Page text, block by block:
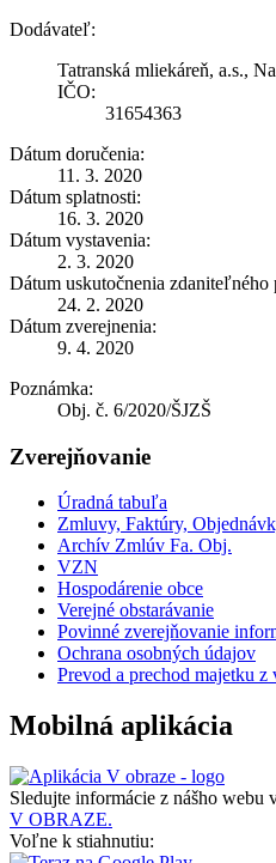
Dodávateľ:
Tatranská mliekáreň, a.s.,
IČO:
31654363
Dátum doručenia:
11. 3. 2020
Dátum splatnosti:
16. 3. 2020
Dátum vystavenia:
2. 3. 2020
Dátum uskutočnenia zdaniteľného
24. 2. 2020
Dátum zverejnenia:
9. 4. 2020
Poznámka:
Obj. č. 6/2020/ŠJZŠ
Zverejňovanie
Úradná tabuľa
Zmluvy, Faktúry,
Archív Zmlúv Fa. Obj.
VZN
Hospodárenie obce
Verejné obstarávanie
Povinné zverejňovanie
Ochrana osobných údajov
Prevod a prechod majetku z
Mobilná aplikácia
Sledujte informácie z nášho webu
V OBRAZE.
Voľne k stiahnutiu: